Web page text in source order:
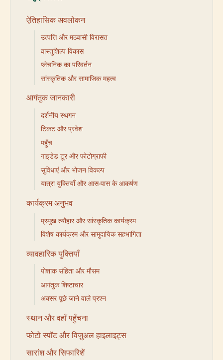
ऐतिहासिक अवलोकन
उत्पत्ति और मठवासी विरासत
वास्तुशिल्प विकास
प्लेचनिक का परिवर्तन
सांस्कृतिक और सामाजिक महत्व
आगंतुक जानकारी
दर्शनीय स्थगन
टिकट और प्रवेश
पहुँच
गाइडेड टूर और फोटोग्राफी
सुविधाएं और भोजन विकल्प
यात्रा युक्तियाँ और आस-पास के आकर्षण
कार्यक्रम अनुभव
प्रमुख त्यौहार और सांस्कृतिक कार्यक्रम
विशेष कार्यक्रम और सामुदायिक सहभागिता
व्यावहारिक युक्तियाँ
पोशाक संहिता और मौसम
आगंतुक शिष्टाचार
अक्सर पूछे जाने वाले प्रश्न
स्थान और वहाँ पहुँचना
फोटो स्पॉट और विज़ुअल हाइलाइट्स
सारांश और सिफारिशें